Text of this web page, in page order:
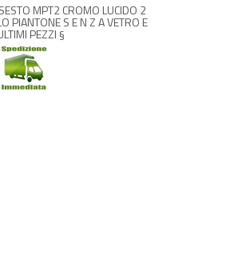
MPT2 CROMO LUCIDO 2
PIANTONE S E N Z A VETRO E
PEZZI §